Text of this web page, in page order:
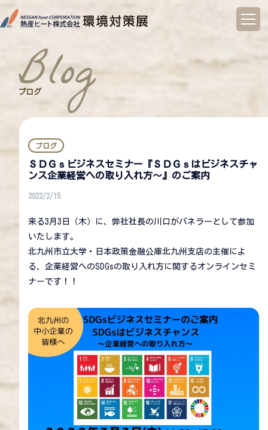
コ
ン
blog
ブログ
ブログ
ＳＤＧｓビジネスセミナー『ＳＤＧｓはビジネスチャ
ンス企業経営への取り入れ方～』のご案内
2022/2/15
来る3月3日（木）に、弊社社長の川口がパネラーとして参加
いたします。
北九州市立大学・日本政策金融公庫北九州支店の主催によ
る、企業経営へのSDGsの取り入れ方に関するオンラインセミ
ナーです！！